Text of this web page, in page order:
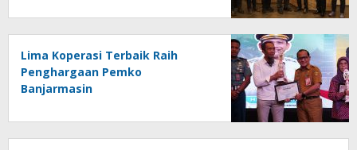
Lima Koperasi Terbaik Raih
Penghargaan Pemko
Banjarmasin